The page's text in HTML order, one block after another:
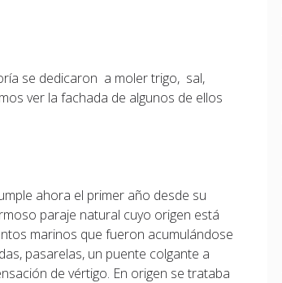
se dedicaron a moler trigo, sal,
ver la fachada de algunos de ellos
ahora el primer año desde su
paraje natural cuyo origen está
marinos que fueron acumulándose
pasarelas, un puente colgante a
de vértigo. En origen se trataba